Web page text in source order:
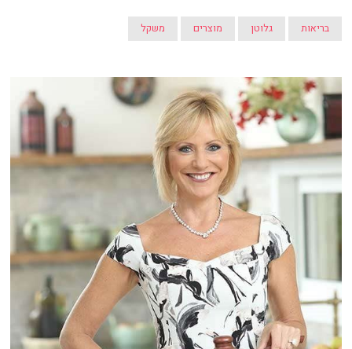
בריאות גלוטן מוצרים משקל